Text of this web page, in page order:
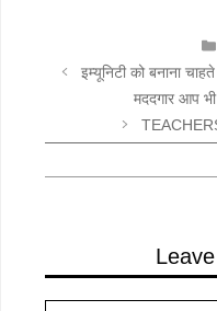
इम्यूनिटी को बनाना
मददगार आप